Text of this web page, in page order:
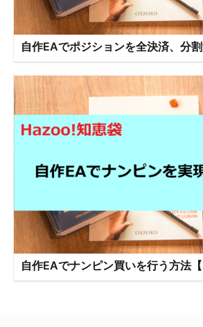
自作EAでポジションを全決済、分
自作EAでナンピン買いを行う方法